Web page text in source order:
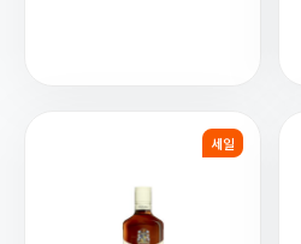
세일